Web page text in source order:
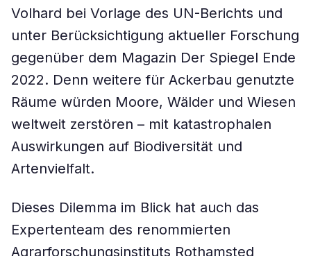
Volhard bei Vorlage des UN-Berichts und
unter Berücksichtigung aktueller Forschung
gegenüber dem Magazin Der Spiegel Ende
2022. Denn weitere für Ackerbau genutzte
Räume würden Moore, Wälder und Wiesen
weltweit zerstören – mit katastrophalen
Auswirkungen auf Biodiversität und
Artenvielfalt.
Dieses Dilemma im Blick hat auch das
Expertenteam des renommierten
Agrarforschungsinstituts Rothamsted